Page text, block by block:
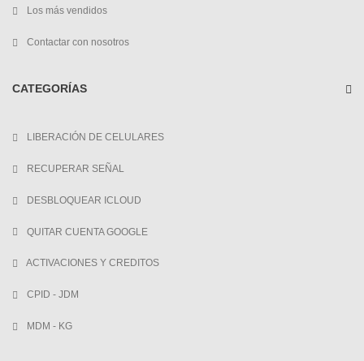
Los más vendidos
Contactar con nosotros
CATEGORÍAS
LIBERACIÓN DE CELULARES
RECUPERAR SEÑAL
DESBLOQUEAR ICLOUD
QUITAR CUENTA GOOGLE
ACTIVACIONES Y CREDITOS
CPID - JDM
MDM - KG